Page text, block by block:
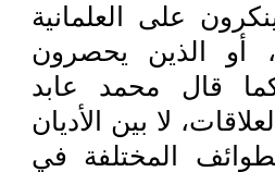
على العلمانية
أو الذين يحصرون
كما قال محمد عابد
لا بين الأديان
المختلفة في